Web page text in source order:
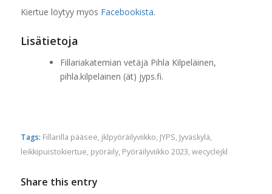
Kiertue löytyy myös Facebookista.
Lisätietoja
Fillariakatemian vetäjä Pihla Kilpeläinen,
pihla.kilpelainen (ät) jyps.fi.
Tags: Fillarilla pääsee, jklpyöräilyviikko, JYPS, Jyväskylä,
leikkipuistokiertue, pyöräily, Pyöräilyviikko 2023, wecyclejkl
Share this entry